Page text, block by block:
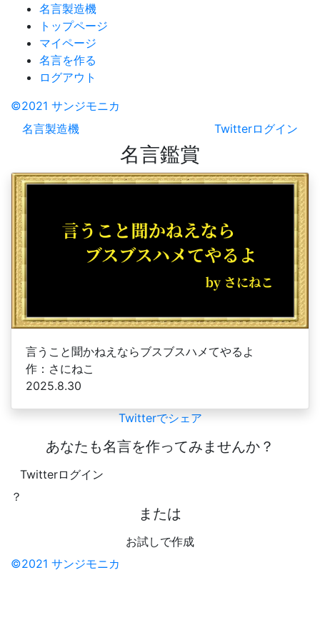
名言製造機
トップページ
マイページ
名言を作る
ログアウト
©2021 サンジモニカ
名言製造機
Twitterログイン
名言鑑賞
言うこと聞かねえならブスブスハメてやるよ
作：さにねこ
2025.8.30
Twitterでシェア
あなたも名言を作ってみませんか？
Twitterログイン
？
または
お試しで作成
©2021 サンジモニカ